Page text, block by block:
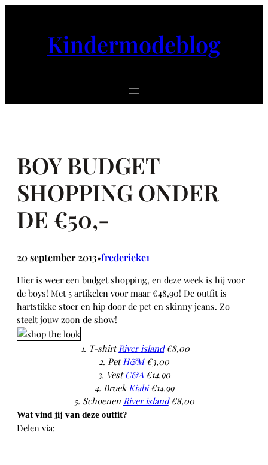
Kindermodeblog
BOY BUDGET
SHOPPING ONDER
DE €50,-
20 september 2013•frederieke1
Hier is weer een budget shopping, en deze week is hij voor
de boys! Met 5 artikelen voor maar €48,90! De outfit is
hartstikke stoer en hip door de pet en skinny jeans. Zo
steelt jouw zoon de show!
1. T-shirt River island€8,00
2. Pet H&M€3,00
3. VestC&A €14,90
4. Broek Kiabi €14,99
5. Schoenen River island€8,00
Wat vind jij van deze outfit?
Delen via: